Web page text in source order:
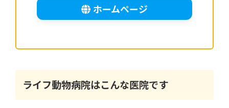
ホームページ
ライフ動物病院はこんな医院です